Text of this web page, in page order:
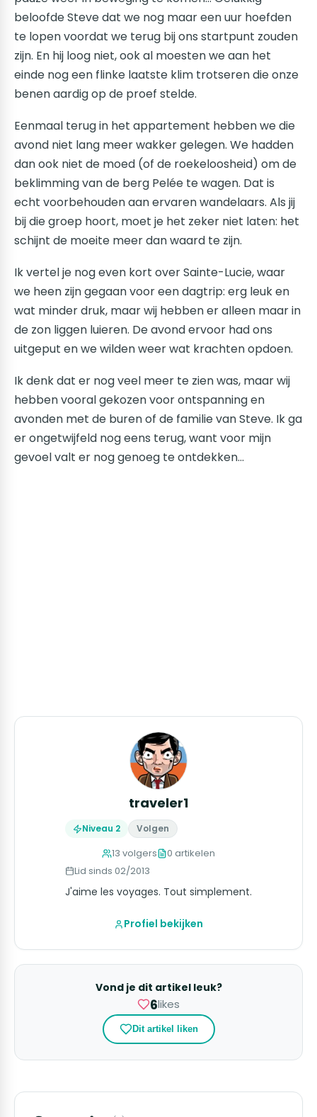
beloofde Steve dat we nog maar een uur hoefden
te lopen voordat we terug bij ons startpunt zouden
zijn. En hij loog niet, ook al moesten we aan het
einde nog een flinke laatste klim trotseren die onze
benen aardig op de proef stelde.
Eenmaal terug in het appartement hebben we die
avond niet lang meer wakker gelegen. We hadden
dan ook niet de moed (of de roekeloosheid) om de
beklimming van de berg Pelée te wagen. Dat is
echt voorbehouden aan ervaren wandelaars. Als jij
bij die groep hoort, moet je het zeker niet laten: het
schijnt de moeite meer dan waard te zijn.
Ik vertel je nog even kort over Sainte-Lucie, waar
we heen zijn gegaan voor een dagtrip: erg leuk en
wat minder druk, maar wij hebben er alleen maar in
de zon liggen luieren. De avond ervoor had ons
uitgeput en we wilden weer wat krachten opdoen.
Ik denk dat er nog veel meer te zien was, maar wij
hebben vooral gekozen voor ontspanning en
avonden met de buren of de familie van Steve. Ik ga
er ongetwijfeld nog eens terug, want voor mijn
gevoel valt er nog genoeg te ontdekken…
traveler1
Niveau 2 Volgen
13 volgers
0 artikelen
Lid sinds 02/2013
J'aime les voyages. Tout simplement.
Profiel bekijken
Vond je dit artikel leuk?
6likes
Dit artikel liken